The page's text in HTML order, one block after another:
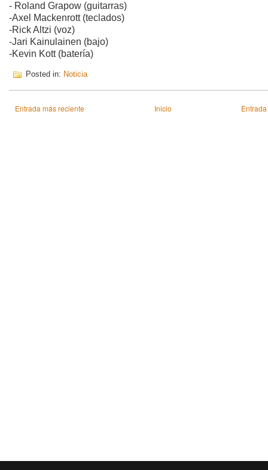
- Roland Grapow (guitarras)
-Axel Mackenrott (teclados)
-Rick Altzi (voz)
-Jari Kainulainen (bajo)
-Kevin Kott (batería)
Posted in: Noticia
Entrada más reciente Inicio